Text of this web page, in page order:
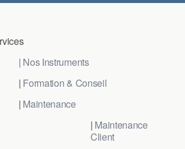
| Nos Instruments
| Formation & Conseil
| Maintenance
| Maintenance
Client